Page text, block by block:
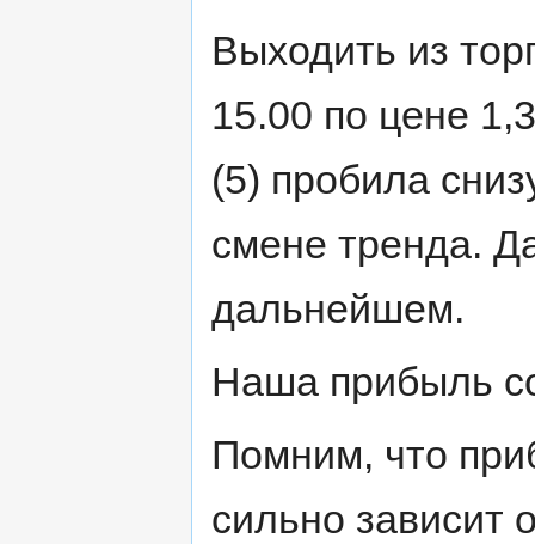
Выходить из
15.00 по цене
(5) пробила
смене тренда.
дальнейшем.
Наша прибыль
Помним, что
сильно зависит